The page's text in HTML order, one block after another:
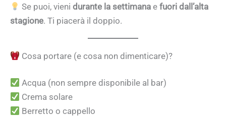
Se puoi, vienidurante la settimana efuori dall’alta
stagione. Ti piacerà il doppio.
Cosa portare (e cosa non dimenticare)?
Acqua (non sempre disponibile al bar)
Crema solare
Berretto o cappello